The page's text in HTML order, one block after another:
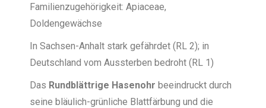
Familienzugehörigkeit: Apiaceae,
Doldengewächse
In Sachsen-Anhalt stark gefährdet (RL 2); in
Deutschland vom Aussterben bedroht (RL 1)
Das Rundblättrige Hasenohr beeindruckt durch
seine bläulich-grünliche Blattfärbung und die